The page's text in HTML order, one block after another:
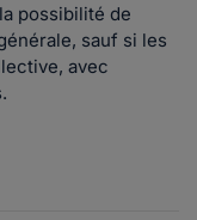
possibilité de
sauf si les
avec